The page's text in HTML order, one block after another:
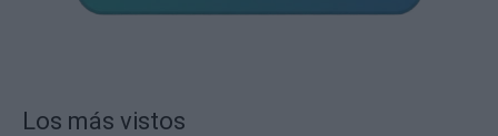
Los más vistos